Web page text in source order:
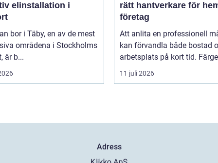
elinstallation i
bor i Täby, en av de mest
områdena i Stockholms
är b...
rätt hantverkare för
företag
Att anlita en professionell
kan förvandla både bostad
arbetsplats på kort tid.
11 juli 2026
Adress